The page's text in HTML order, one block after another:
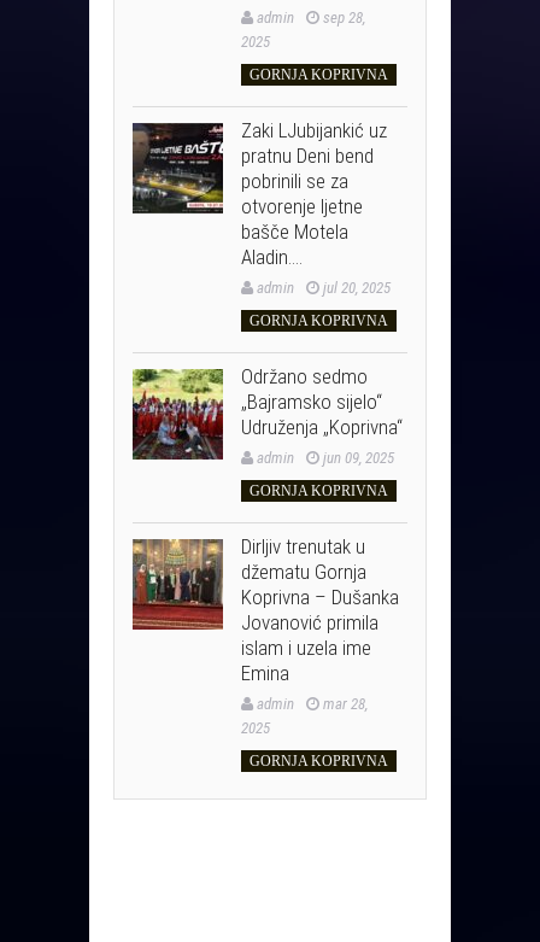
admin
sep 28,
2025
GORNJA KOPRIVNA
Zaki LJubijankić uz
pratnu Deni bend
pobrinili se za
otvorenje ljetne
bašče Motela
Aladin….
admin jul 20, 2025
GORNJA KOPRIVNA
Održano sedmo
„Bajramsko sijelo“
Udruženja „Koprivna“
admin jun 09, 2025
GORNJA KOPRIVNA
Dirljiv trenutak u
džematu Gornja
Koprivna – Dušanka
Jovanović primila
islam i uzela ime
Emina
admin
mar 28,
2025
GORNJA KOPRIVNA